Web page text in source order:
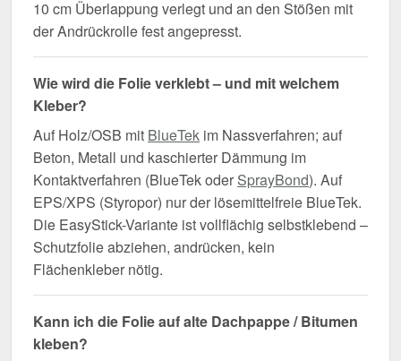
10 cm Überlappung verlegt und an den Stößen mit
der Andrückrolle fest angepresst.
Wie wird die Folie verklebt – und mit welchem
Kleber?
Auf Holz/OSB mit BlueTek im Nassverfahren; auf
Beton, Metall und kaschierter Dämmung im
Kontaktverfahren (BlueTek oder SprayBond). Auf
EPS/XPS (Styropor) nur der lösemittelfreie BlueTek.
Die EasyStick-Variante ist vollflächig selbstklebend –
Schutzfolie abziehen, andrücken, kein
Flächenkleber nötig.
Kann ich die Folie auf alte Dachpappe / Bitumen
kleben?